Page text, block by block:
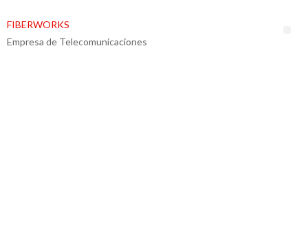
FIBERWORKS
Empresa de Telecomunicaciones